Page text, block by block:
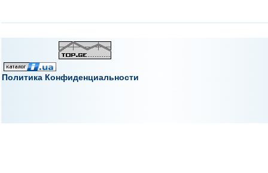
Политика Конфиденциальности